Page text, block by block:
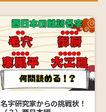
名字研究家からの挑戦状！